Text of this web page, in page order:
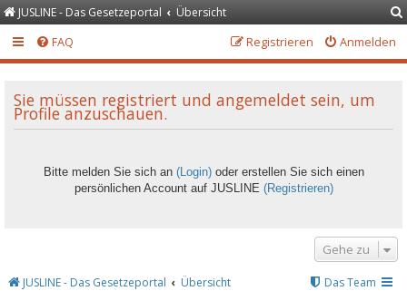
JUSLINE - Das Gesetzeportal Übersicht
FAQ Anmelden
Registrieren
Sie müssen registriert und angemeldet sein, um
Profile anzuschauen.
Bitte melden Sie sich an (Login)oder erstellen Sie sich einen
persönlichen Account auf JUSLINE (Registrieren)
Gehe zu
JUSLINE - Das Gesetzeportal Übersicht Das Team